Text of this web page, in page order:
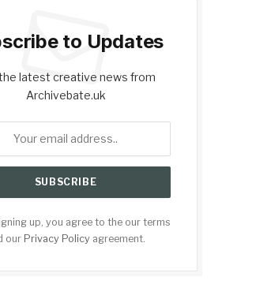
to Updates
latest creative news from
Archivebate.uk
up, you agree to the our terms
our Privacy Policy agreement.